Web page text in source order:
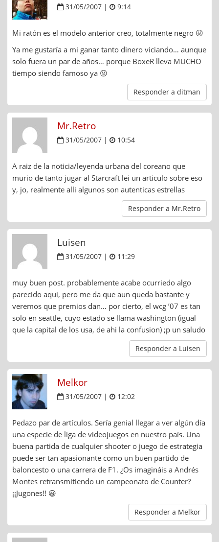
31/05/2007 | 9:14
Mi ratón es el modelo anterior creo, totalmente negro 😛
Ya me gustaría a mi ganar tanto dinero viciando… aunque
solo fuera un par de años… porque BoxeR lleva MUCHO
tiempo siendo famoso ya 😛
Responder a ditman
Mr.Retro
31/05/2007 | 10:54
A raiz de la noticia/leyenda urbana del coreano que
murio de tanto jugar al Starcraft lei un articulo sobre eso
y, jo, realmente alli algunos son autenticas estrellas
Responder a Mr.Retro
Luisen
31/05/2007 | 11:29
muy buen post. probablemente acabe ocurriedo algo
parecido aqui, pero me da que aun queda bastante y
veremos que premios dan… por cierto, el wcg ’07 es tan
solo en seattle, cuyo estado se llama washington (igual
que la capital de los usa, de ahi la confusion) ;p un saludo
Responder a Luisen
Melkor
31/05/2007 | 12:02
Pedazo par de artículos. Sería genial llegar a ver algún día
una especie de liga de videojuegos en nuestro país. Una
buena partida de cualquier shooter o juego de estrategia
puede ser tan apasionante como un buen partido de
baloncesto o una carrera de F1. ¿Os imagináis a Andrés
Montes retransmitiendo un campeonato de Counter?
¡¡Jugones!! 😀
Responder a Melkor